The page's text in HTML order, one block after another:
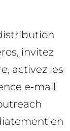
invitez
activez les
e‑mail
en